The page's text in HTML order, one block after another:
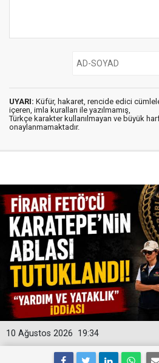
UYARI: Küfür, hakaret, rencide edici
içeren, imla kuralları ile yazılmamış,
Türkçe karakter kullanılmayan ve büyük
onaylanmamaktadır.
19:34
10 Ağustos 2026